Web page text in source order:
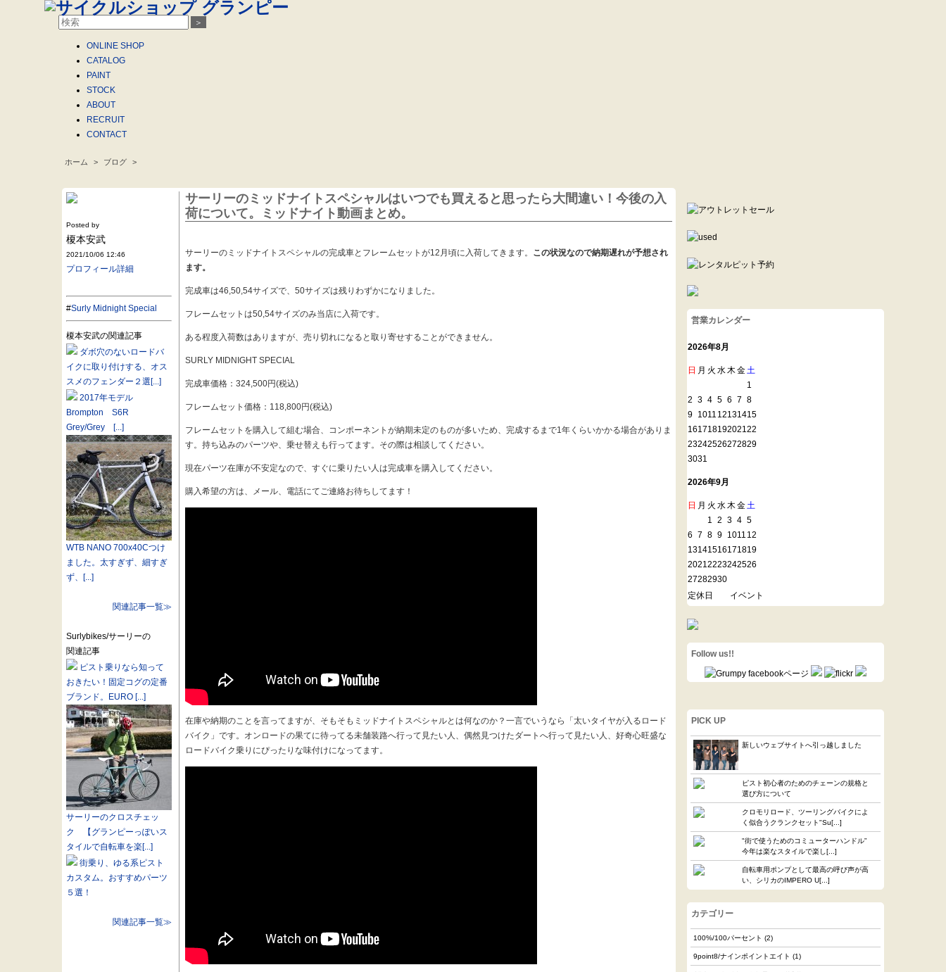
＞
ONLINE SHOP
CATALOG
PAINT
STOCK
ABOUT
RECRUIT
CONTACT
ホーム > ブログ >
サーリーのミッドナイトスペシャルはいつでも買えると思ったら大間違い！今後の入
荷について。ミッドナイト動画まとめ。
サーリーのミッドナイトスペシャルの完成車とフレームセットが12月頃に入荷してきます。 この状況なので納期遅れが予想され
ます。
完成車は46,50,54サイズで、50サイズは残りわずかになりました。
フレームセットは50,54サイズのみ当店に入荷です。
ある程度入荷数はありますが、売り切れになると取り寄せすることができません。
SURLY MIDNIGHT SPECIAL
完成車価格：324,500円(税込)
フレームセット価格：118,800円(税込)
フレームセットを購入して組む場合、コンポーネントが納期未定のものが多いため、完成するまで1年くらいかかる場合がありま
す。持ち込みのパーツや、乗せ替えも行ってます。その際は相談してください。
現在パーツ在庫が不安定なので、すぐに乗りたい人は完成車を購入してください。
購入希望の方は、メール、電話にてご連絡お待ちしてます！
在庫や納期のことを言ってますが、そもそもミッドナイトスペシャルとは何なのか？一言でいうなら「太いタイヤが入るロード
バイク」です。オンロードの果てに待ってる未舗装路へ行って見たい人、偶然見つけたダートへ行って見たい人、好奇心旺盛な
ロードバイク乗りにぴったりな味付けになってます。
Posted by
榎本安武
2021/10/06 12:46
プロフィール詳細
#Surly Midnight Special
榎本安武の関連記事
ダボ穴のないロードバ
イクに取り付けする、オス
スメのフェンダー２選[...]
2017年モデル
Brompton S6R
Grey/Grey [...]
WTB NANO 700x40Cつけ
ました。太すぎず、細すぎ
ず、[...]
関連記事一覧≫
Surlybikes/サーリーの
関連記事
ピスト乗りなら知って
おきたい！固定コグの定番
ブランド。EURO [...]
サーリーのクロスチェッ
ク 【グランピーっぽいス
タイルで自転車を楽[...]
街乗り、ゆる系ピスト
カスタム。おすすめパーツ
５選！
関連記事一覧≫
営業カレンダー
2026年8月
日 月 火 水木金土
1
2 3 4 5 6 7 8
9 1011 12131415
16171819202122
23242526272829
3031
2026年9月
日 月 火 水木金土
1 2 3 4 5
6 7 8 9 1011 12
13141516171819
20212223242526
27282930
定休日
イベント
Follow us!!
PICK UP
新しいウェブサイトへ引っ越しました
ピスト初心者のためのチェーンの規格と
選び方について
クロモリロード、ツーリングバイクによ
く似合うクランクセット"Su[...]
"街で使うためのコミューターハンドル”
今年は楽なスタイルで楽し[...]
自転車用ポンプとして最高の呼び声が高
い、シリカのIMPERO U[...]
カテゴリー
100%/100パーセント (2)
9point8/ナインポイントエイト (1)